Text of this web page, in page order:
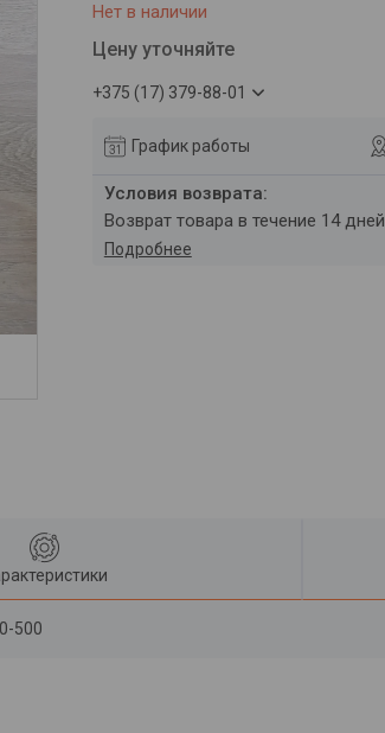
Нет в наличии
Цену уточняйте
+375 (17) 379-88-01
График работы
возврат товара в течение 14 дней
Подробнее
500